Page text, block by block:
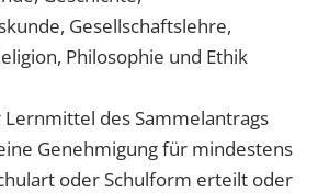
Gesellschaftslehre,
Philosophie und Ethik
Lernmittel des Sammelantrags
Genehmigung für mindestens
oder Schulform erteilt oder